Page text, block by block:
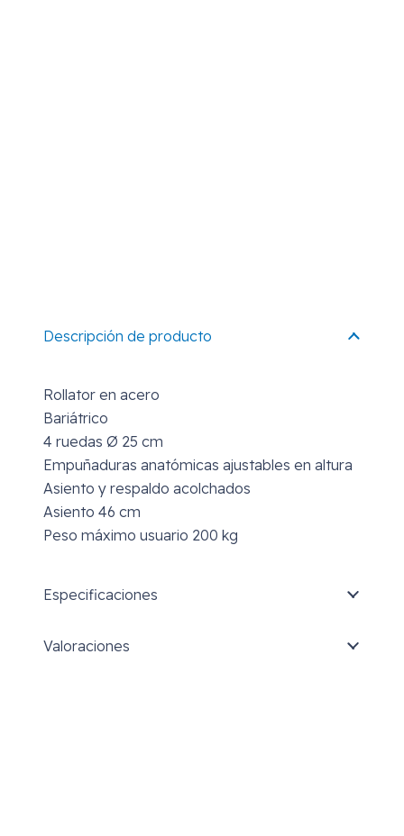
Descripción de producto
Rollator en acero
Bariátrico
4 ruedas Ø 25 cm
Empuñaduras anatómicas ajustables en altura
Asiento y respaldo acolchados
Asiento 46 cm
Peso máximo usuario 200 kg
Especificaciones
Valoraciones